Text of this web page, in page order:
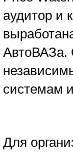
аудитор и
АвтоВАЗа.
системам
Для